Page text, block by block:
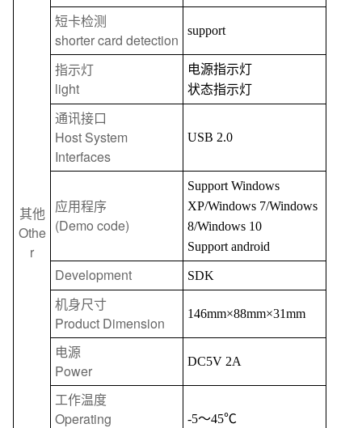
其他
Othe
r
短卡检测
shorter card detection
support
指示灯
light
电源指示灯
状态指示灯
通讯接口
Host System
Interfaces
USB 2.0
应用程序
(Demo code)
Support Windows
XP/Windows 7/Windows
8/Windows 10
Support android
Development SDK
机身尺寸
Product Dimension
146mm×88mm×31mm
电源
Power
DC5V 2A
工作温度
Operating
-5～45℃